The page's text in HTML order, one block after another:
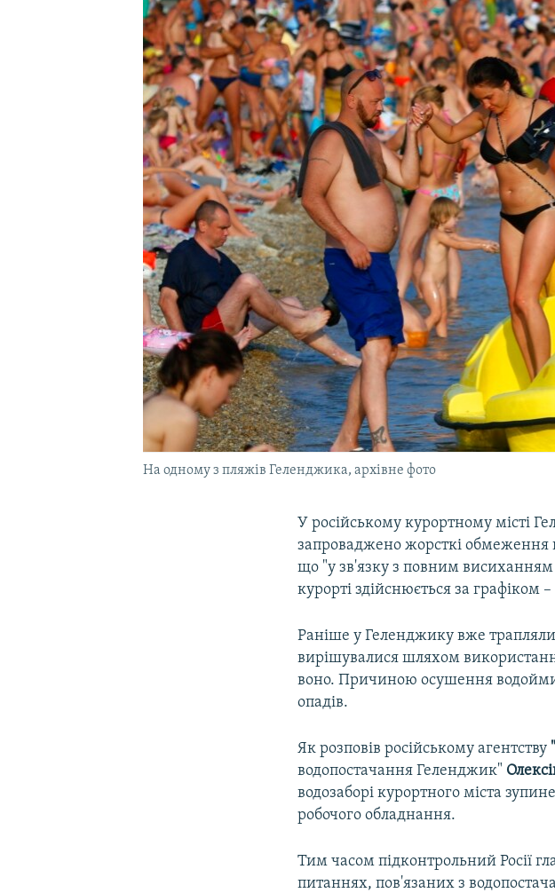
УКРАЇНСЬКА ПРОБЛЕМА КРИМУ
На одному з пляжів Геленджика, архівне фото
У російському курортному місті
запроваджено жорсткі обмеження
що "у зв'язку з повним висиханням
курорті здійснюється за графіком
Раніше у Геленджику вже
вирішувалися шляхом
воно. Причиною осушення водойми
опадів.
Як розповів російському агентству
водопостачання Геленджик"
водозаборі курортного міста
робочого обладнання.
Тим часом підконтрольний Росії
питаннях, пов'язаних з